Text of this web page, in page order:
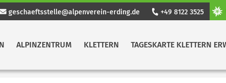
geschaeftsstelle@alpenverein-erding.de +49 8122 3525
ALPINZENTRUM KLETTERN TAGESKARTE KLETTERN